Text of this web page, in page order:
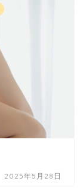
2025年5月28日